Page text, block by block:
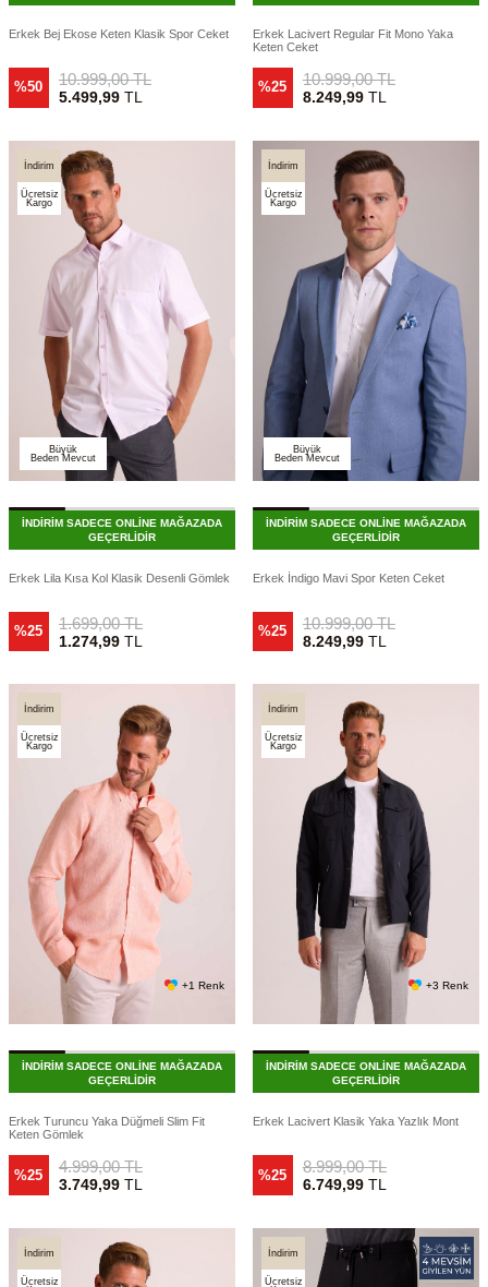
Erkek Bej Ekose Keten Klasik Spor Ceket
%50 10.999,00TL
5.499,99TL
Erkek Lacivert Regular Fit Mono Yaka
Keten Ceket
%25 10.999,00TL
8.249,99TL
İndirim
Ücretsiz
Kargo
Büyük
Beden Mevcut
İNDİRİM SADECE ONLİNE MAĞAZADA
GEÇERLİDİR
Erkek Lila Kısa Kol Klasik Desenli Gömlek
%25 1.699,00TL
1.274,99TL
İndirim
Ücretsiz
Kargo
Büyük
Beden Mevcut
İNDİRİM SADECE ONLİNE MAĞAZADA
GEÇERLİDİR
Erkek İndigo Mavi Spor Keten Ceket
%25 10.999,00TL
8.249,99TL
İndirim
Ücretsiz
Kargo
+1 Renk
İNDİRİM SADECE ONLİNE MAĞAZADA
GEÇERLİDİR
Erkek Turuncu Yaka Düğmeli Slim Fit
Keten Gömlek
%25 4.999,00TL
3.749,99TL
İndirim
Ücretsiz
Kargo
+3 Renk
İNDİRİM SADECE ONLİNE MAĞAZADA
GEÇERLİDİR
Erkek Lacivert Klasik Yaka Yazlık Mont
%25 8.999,00TL
6.749,99TL
İndirim
Ücretsiz
İndirim
Ücretsiz